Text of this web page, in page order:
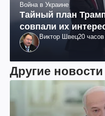
Война в Украине
Тайный план
совпали их
Виктор Швец20
Другие новости